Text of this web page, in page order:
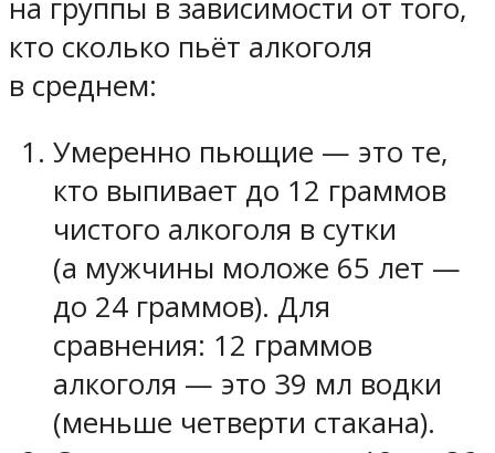
на группы в зависимости от того,
кто сколько пьёт алкоголя
в среднем:
Умеренно пьющие — это те,
кто выпивает до 12 граммов
чистого алкоголя в сутки
(а мужчины моложе 65 лет —
до 24 граммов). Для
сравнения: 12 граммов
алкоголя — это 39 мл водки
(меньше четверти стакана).